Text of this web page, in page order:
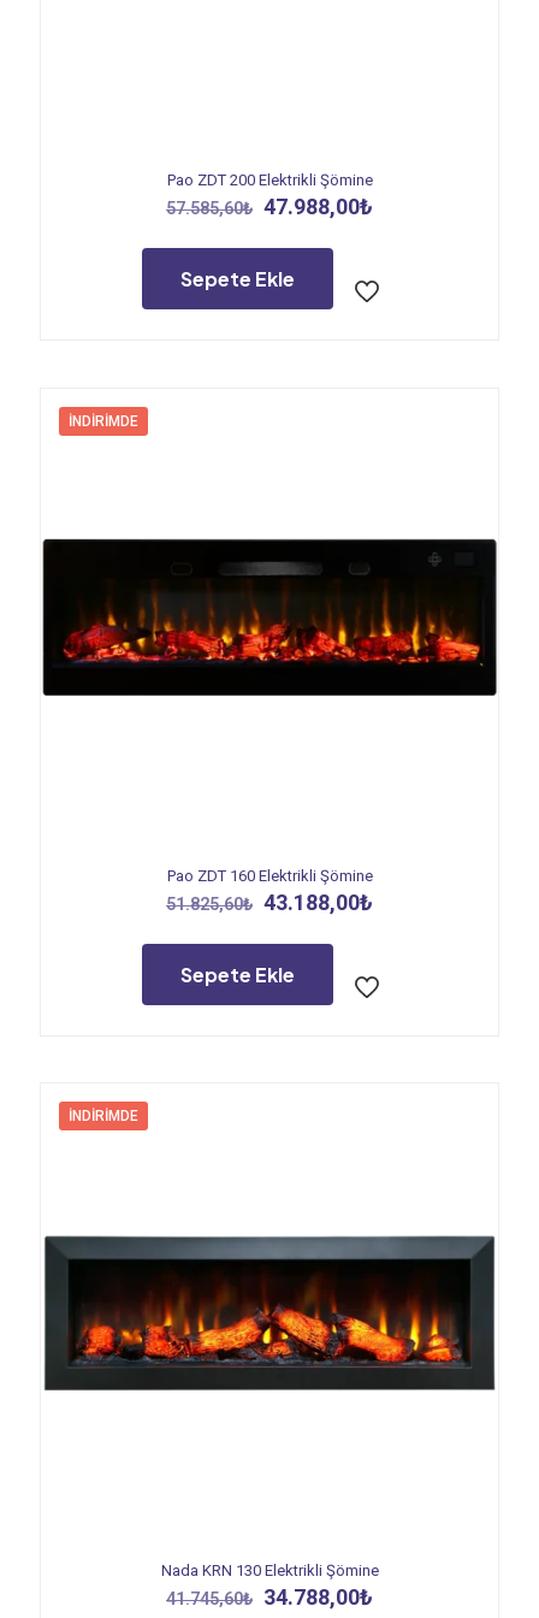
Pao ZDT 200 Elektrikli Şömine
57.585,60₺ Orijinal
57.585,60₺.
47.988,00₺
Sepete Ekle
İNDIRIMDE
Pao ZDT 160 Elektrikli Şömine
51.825,60₺ Orijinal
51.825,60₺.
43.188,00₺
Sepete Ekle
İNDIRIMDE
Nada KRN 130 Elektrikli Şömine
41.745,60₺ Orijinal
34.788,00₺